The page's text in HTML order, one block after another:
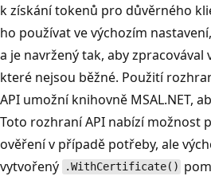
k získání tokenů pro důvěrného
ho používat ve výchozím
a je navržený tak, aby zpracovával
které nejsou běžné. Použití
API umožní knihovně MSAL.NET,
Toto rozhraní API nabízí možnost
ověření v případě potřeby, ale
vytvořený
.WithCertificate()